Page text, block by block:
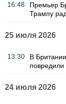
16:48
Премьер
Трампу
25 июля 2026
13:30
В
24 июля 2026